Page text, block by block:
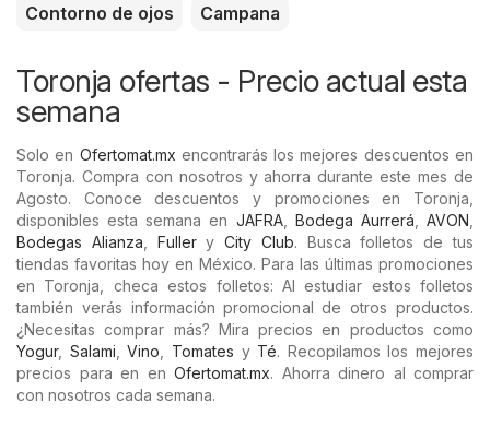
Contorno de ojos
Campana
Toronja ofertas - Precio actual esta
semana
Solo en Ofertomat.mx encontrarás los mejores descuentos en
Toronja. Compra con nosotros y ahorra durante este mes de
Agosto. Conoce descuentos y promociones en Toronja,
disponibles esta semana en JAFRA, Bodega Aurrerá ,AVON
Bodegas Alianza
FulleryCity Club. Busca folletos de tus
tiendas favoritas hoy en México. Para las últimas promociones
en Toronja, checa estos folletos: Al estudiar estos folletos
también verás información promocional de otros productos.
¿Necesitas comprar más? Mira precios en productos como
Yogur, Salami ,Vino Tomates y Té. Recopilamos los mejores
precios para en en Ofertomat.mx. Ahorra dinero al comprar
con nosotros cada semana.